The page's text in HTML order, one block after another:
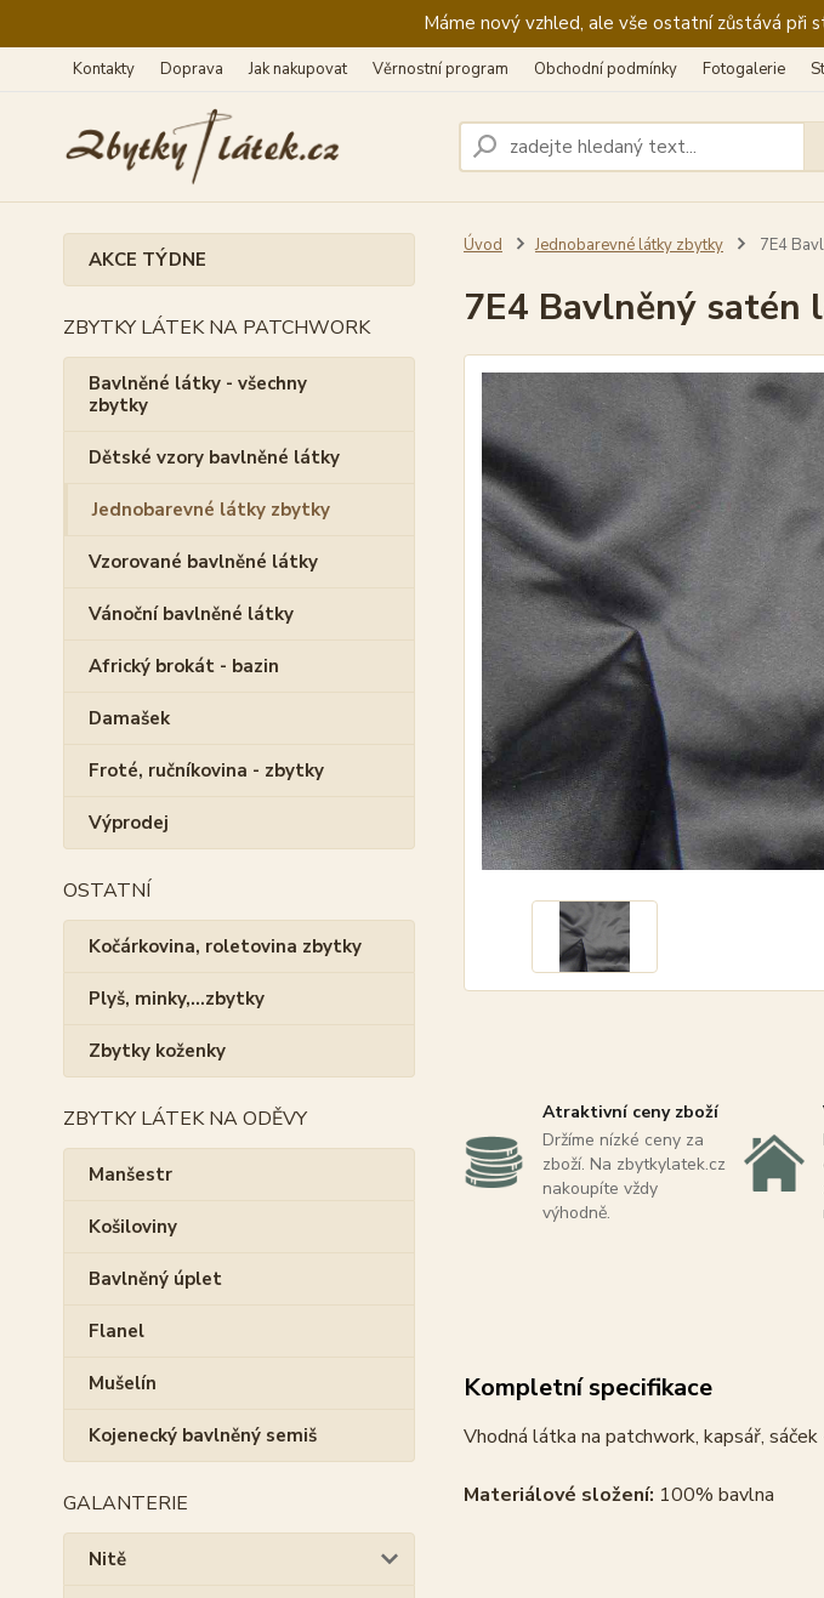
Máme nový vzhled, ale vše ostatní zůstává při
Kontakty Doprava Jak nakupovat Věrnostní program Obchodní podmínky Fotogalerie
AKCE TÝDNE
ZBYTKY LÁTEK NA PATCHWORK
Bavlněné látky - všechny
zbytky
Dětské vzory bavlněné látky
Jednobarevné látky zbytky
Vzorované bavlněné látky
Vánoční bavlněné látky
Africký brokát - bazin
Damašek
Froté, ručníkovina - zbytky
Výprodej
OSTATNÍ
Kočárkovina, roletovina zbytky
Plyš, minky,...zbytky
Zbytky koženky
ZBYTKY LÁTEK NA ODĚVY
Manšestr
Košiloviny
Bavlněný úplet
Flanel
Mušelín
Kojenecký bavlněný semiš
GALANTERIE
Nitě
Úvod Jednobarevné látky zbytky 7E4
7E4 Bavlněný satén
Atraktivní ceny zboží
Držíme nízké ceny za
zboží. Na zbytkylatek.cz
nakoupíte vždy
výhodně.
Kompletní specifikace
Vhodná látka na patchwork, kapsář,
Materiálové složení: 100% bavlna